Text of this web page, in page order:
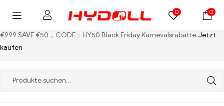
€999 SAVE €50，CODE：HY50 Black Friday Karnevalsrabatte.Jetzt
kaufen
0 0